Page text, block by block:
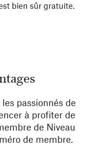
bien sûr gratuite.
les passionnés de
à profiter de
de Niveau
de membre.